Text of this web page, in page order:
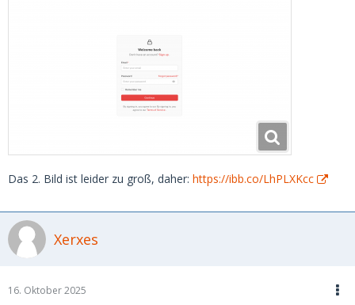
Das 2. Bild ist leider zu groß, daher: https://ibb.co/LhPLXKcc
Xerxes
16. Oktober 2025